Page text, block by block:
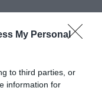
My Personal
to third parties, or
information for